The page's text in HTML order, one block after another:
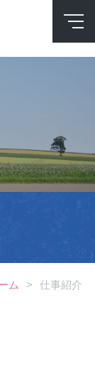
ム > 仕事紹介